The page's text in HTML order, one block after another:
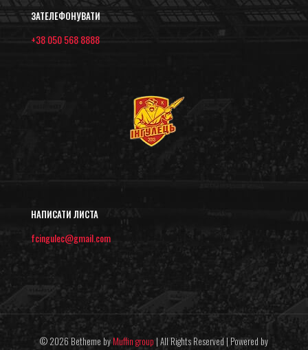
ЗАТЕЛЕФОНУВАТИ
+38 050 568 8888
НАПИСАТИ ЛИСТА
fcingulec@gmail.com
© 2026 Betheme by Muffin group | All Rights Reserved | Powered by